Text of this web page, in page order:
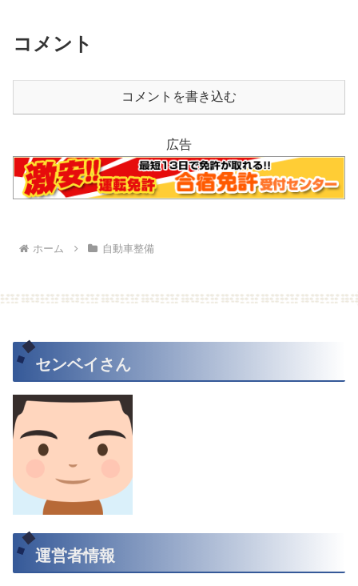
コメント
コメントを書き込む
広告
ホーム 自動車整備
センベイさん
運営者情報